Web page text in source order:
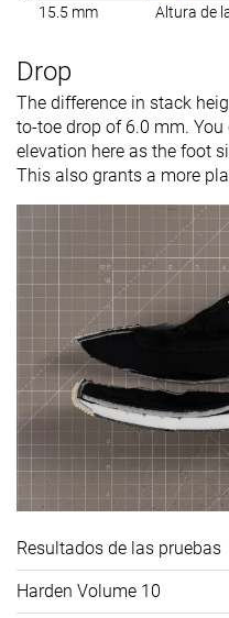
15.5 mm Altura de
Drop
The difference in stack
to-toe drop of 6.0 mm. You
elevation here as the foot
This also grants a more
Resultados de las pruebas
Harden Volume 10